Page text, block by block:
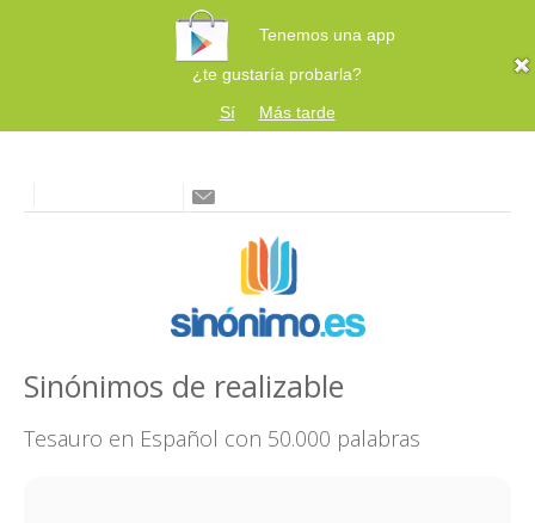
Tenemos una app
¿te gustaría probarla?
Sí
Más tarde
Sinónimos de realizable
Tesauro en Español con 50.000 palabras